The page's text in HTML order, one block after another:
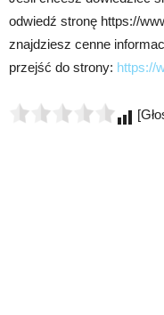
odwiedź stronę https://
znajdziesz cenne
przejść do strony: https://